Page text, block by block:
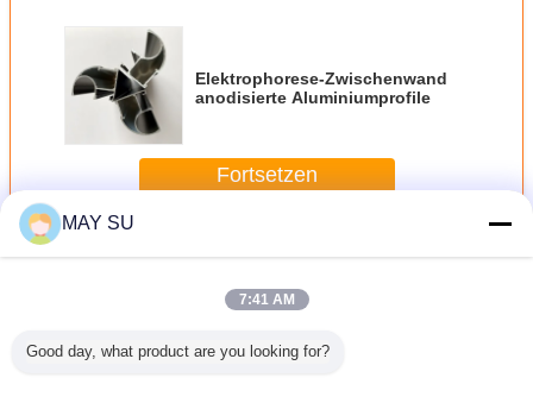
Elektrophorese-Zwischenwand
anodisierte Aluminiumprofile
Fortsetzen
Mehr
MAY SU
7:41 AM
Good day, what product are you looking for?